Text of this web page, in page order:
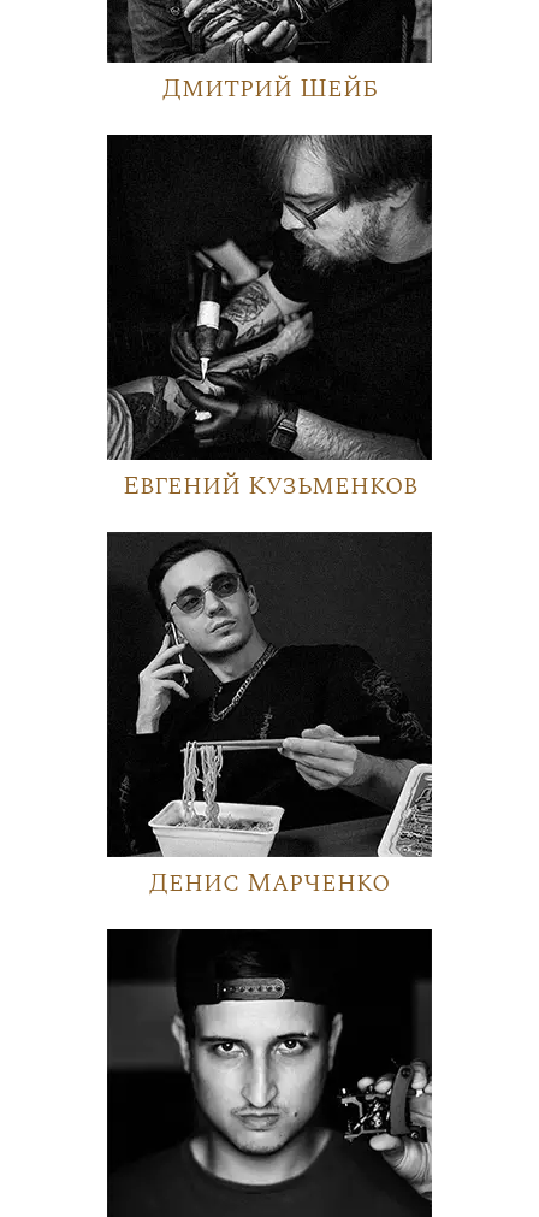
Дмитрий Шейб
Евгений Кузьменков
Денис Марченко